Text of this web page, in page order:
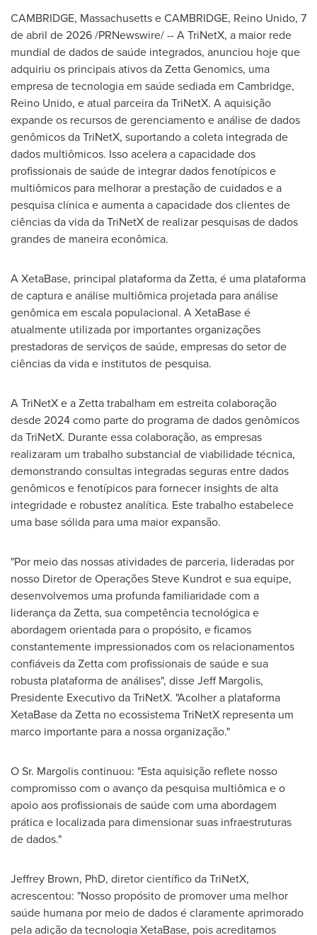
CAMBRIDGE, Massachusetts e CAMBRIDGE, Reino Unido, 7
de abril de 2026/PRNewswire/ -- A TriNetX, a maior rede
mundial de dados de saúde integrados, anunciou hoje que
adquiriu os principais ativos da Zetta Genomics, uma
empresa de tecnologia em saúde sediada em Cambridge,
Reino Unido, e atual parceira da TriNetX. A aquisição
expande os recursos de gerenciamento e análise de dados
genômicos da TriNetX, suportando a coleta integrada de
dados multiômicos. Isso acelera a capacidade dos
profissionais de saúde de integrar dados fenotípicos e
multiômicos para melhorar a prestação de cuidados e a
pesquisa clínica e aumenta a capacidade dos clientes de
ciências da vida da TriNetX de realizar pesquisas de dados
grandes de maneira econômica.
A XetaBase, principal plataforma da Zetta, é uma plataforma
de captura e análise multiômica projetada para análise
genômica em escala populacional. A XetaBase é
atualmente utilizada por importantes organizações
prestadoras de serviços de saúde, empresas do setor de
ciências da vida e institutos de pesquisa.
A TriNetX e a Zetta trabalham em estreita colaboração
desde 2024 como parte do programa de dados genômicos
da TriNetX. Durante essa colaboração, as empresas
realizaram um trabalho substancial de viabilidade técnica,
demonstrando consultas integradas seguras entre dados
genômicos e fenotípicos para fornecer insights de alta
integridade e robustez analítica. Este trabalho estabelece
uma base sólida para uma maior expansão.
"Por meio das nossas atividades de parceria, lideradas por
nosso Diretor de Operações Steve Kundrot e sua equipe,
desenvolvemos uma profunda familiaridade com a
liderança da Zetta, sua competência tecnológica e
abordagem orientada para o propósito, e ficamos
constantemente impressionados com os relacionamentos
confiáveis da Zetta com profissionais de saúde e sua
robusta plataforma de análises", disse Jeff Margolis,
Presidente Executivo da TriNetX. "Acolher a plataforma
XetaBase da Zetta no ecossistema TriNetX representa um
marco importante para a nossa organização."
O Sr. Margolis continuou: "Esta aquisição reflete nosso
compromisso com o avanço da pesquisa multiômica e o
apoio aos profissionais de saúde com uma abordagem
prática e localizada para dimensionar suas infraestruturas
de dados."
Jeffrey Brown, PhD, diretor científico da TriNetX,
acrescentou: "Nosso propósito de promover uma melhor
saúde humana por meio de dados é claramente aprimorado
pela adição da tecnologia XetaBase, pois acreditamos